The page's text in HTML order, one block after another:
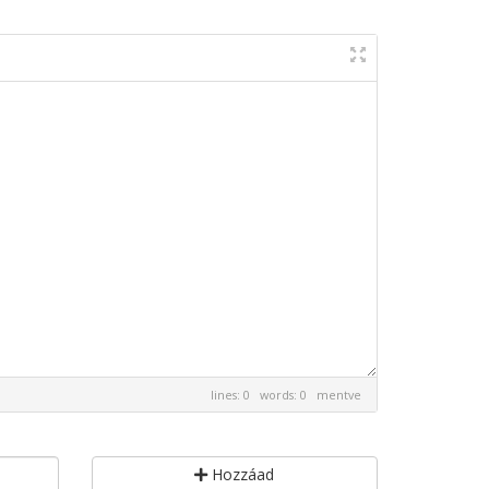
lines: 0 words: 0 mentve
Hozzáad